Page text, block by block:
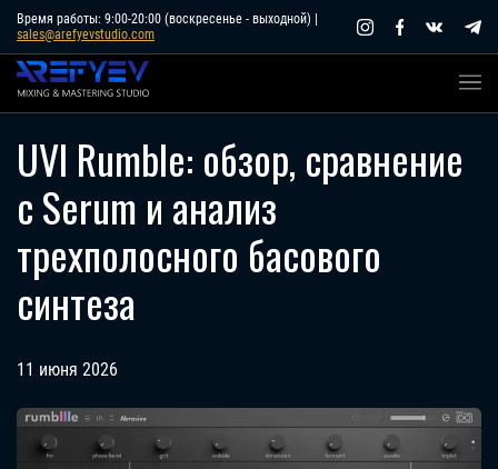
Skip
content
Время работы: 9:00-20:00 (воскресенье - выходной) |
sales@arefyevstudio.com
UVI Rumble: обзор, сравнение
с Serum и анализ
трехполосного басового
синтеза
11 июня 2026